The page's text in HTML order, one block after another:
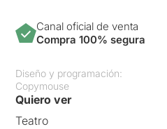
Canal oficial de venta
Compra 100% segura
Diseño y programación:
Copymouse
Quiero ver
Teatro